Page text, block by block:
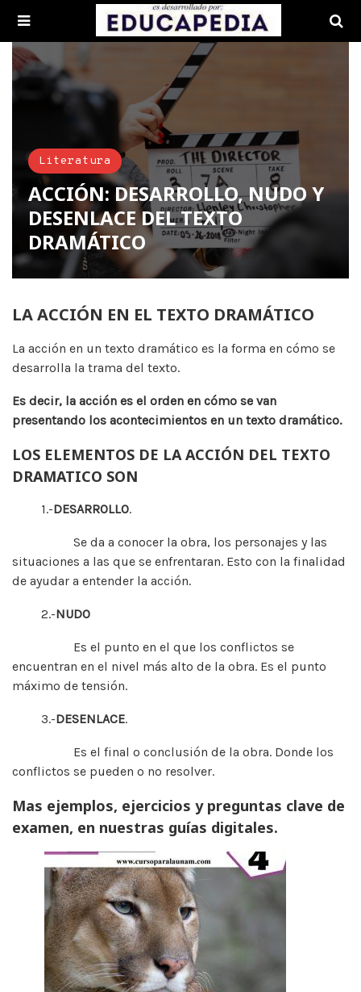
Literatura
ACCIÓN: DESARROLLO, NUDO Y
DESENLACE DEL TEXTO
DRAMÁTICO
LA ACCIÓN EN EL TEXTO DRAMÁTICO
La acción en un texto dramático es la forma en cómo se
desarrolla la trama del texto.
Es decir, la acción es el orden en cómo se van
presentando los acontecimientos en un texto dramático.
LOS ELEMENTOS DE LA ACCIÓN DEL TEXTO
DRAMATICO SON
1.-DESARROLLO.
Se da a conocer la obra, los personajes y las
situaciones a las que se enfrentaran. Esto con la finalidad
de ayudar a entender la acción.
2.-NUDO
Es el punto en el que los conflictos se
encuentran en el nivel más alto de la obra. Es el punto
máximo de tensión.
3.-DESENLACE.
Es el final o conclusión de la obra. Donde los
conflictos se pueden o no resolver.
Mas ejemplos, ejercicios y preguntas clave de
examen, en nuestras guías digitales.